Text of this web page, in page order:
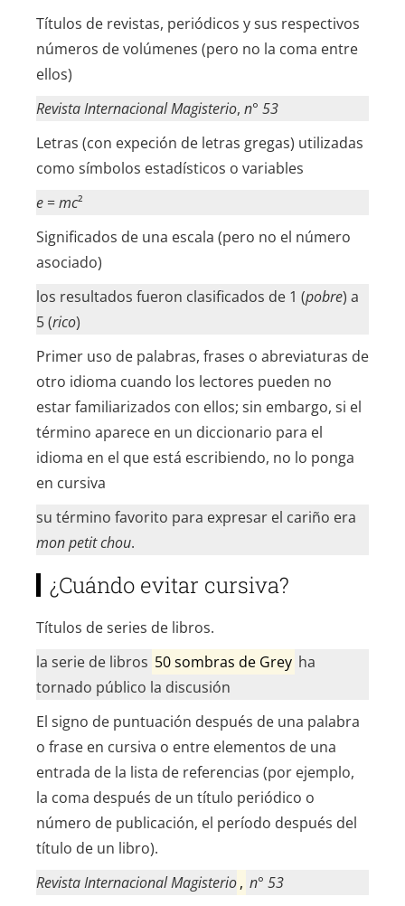
Títulos de revistas, periódicos y sus respectivos
números de volúmenes (pero no la coma entre
ellos)
Revista Internacional Magisterio, n° 53
Letras (con expeción de letras gregas) utilizadas
como símbolos estadísticos o variables
e =mc²
Significados de una escala (pero no el número
asociado)
los resultados fueron clasificados de 1 (pobre) a
5 (rico)
Primer uso de palabras, frases o abreviaturas de
otro idioma cuando los lectores pueden no
estar familiarizados con ellos; sin embargo, si el
término aparece en un diccionario para el
idioma en el que está escribiendo, no lo ponga
en cursiva
su término favorito para expresar el cariño era
mon petit chou.
¿Cuándo evitar cursiva?
Títulos de series de libros.
la serie de libros 50 sombras de Grey ha
tornado público la discusión
El signo de puntuación después de una palabra
o frase en cursiva o entre elementos de una
entrada de la lista de referencias (por ejemplo,
la coma después de un título periódico o
número de publicación, el período después del
título de un libro).
Revista Internacional Magisterio, n° 53